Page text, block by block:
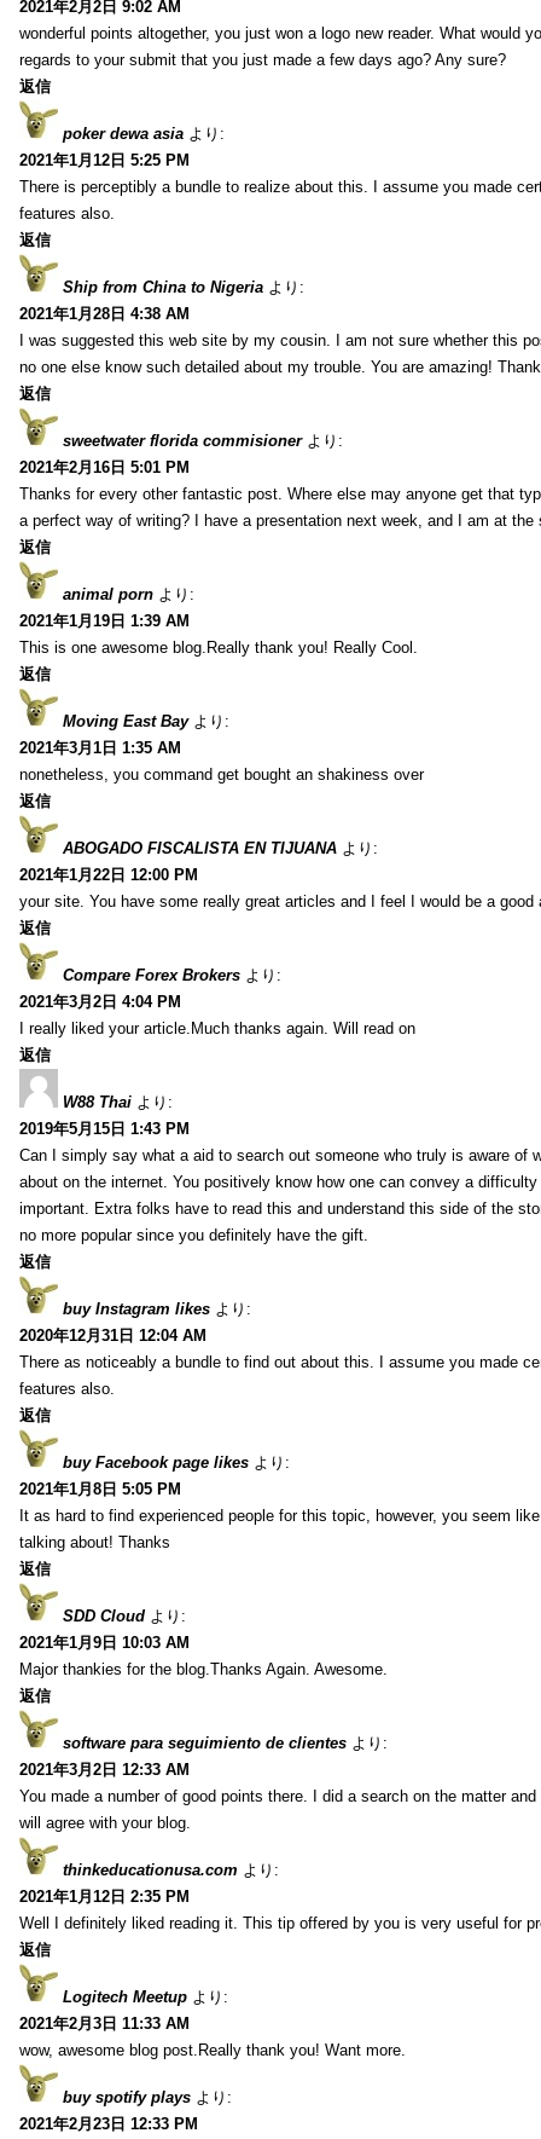
2021年2月2日 9:02 AM
wonderful points altogether, you just won a logo new reader. What would
regards to your submit that you just made a few days ago? Any sure?
返信
poker dewa asia より:
2021年1月12日 5:25 PM
There is perceptibly a bundle to realize about this. I assume you made
features also.
返信
Ship from China to Nigeria より:
2021年1月28日 4:38 AM
I was suggested this web site by my cousin. I am not sure whether this
no one else know such detailed about my trouble. You are amazing!
返信
sweetwater florida commisioner より:
2021年2月16日 5:01 PM
Thanks for every other fantastic post. Where else may anyone get that
a perfect way of writing? I have a presentation next week, and I am at the
返信
animal porn より:
2021年1月19日 1:39 AM
This is one awesome blog.Really thank you! Really Cool.
返信
Moving East Bay より:
2021年3月1日 1:35 AM
nonetheless, you command get bought an shakiness over
返信
ABOGADO FISCALISTA EN TIJUANA より:
2021年1月22日 12:00 PM
your site. You have some really great articles and I feel I would be a good
返信
Compare Forex Brokers より:
2021年3月2日 4:04 PM
I really liked your article.Much thanks again. Will read on
返信
W88 Thai より:
2019年5月15日 1:43 PM
Can I simply say what a aid to search out someone who truly is aware of
about on the internet. You positively know how one can convey a
important. Extra folks have to read this and understand this side of the
no more popular since you definitely have the gift.
返信
buy Instagram likes より:
2020年12月31日 12:04 AM
There as noticeably a bundle to find out about this. I assume you made
features also.
返信
buy Facebook page likes より:
2021年1月8日 5:05 PM
It as hard to find experienced people for this topic, however, you seem
talking about! Thanks
返信
SDD Cloud より:
2021年1月9日 10:03 AM
Major thankies for the blog.Thanks Again. Awesome.
返信
software para seguimiento de clientes より:
2021年3月2日 12:33 AM
You made a number of good points there. I did a search on the matter
will agree with your blog.
thinkeducationusa.com より:
2021年1月12日 2:35 PM
Well I definitely liked reading it. This tip offered by you is very useful for
返信
Logitech Meetup より:
2021年2月3日 11:33 AM
wow, awesome blog post.Really thank you! Want more.
buy spotify plays より:
2021年2月23日 12:33 PM